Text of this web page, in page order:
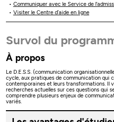
Communiquer avec le Service de
Visiter le Centre d’aide en ligne
Survol du
À propos
Le D.E.S.S. (communication
cycle, aux pratiques de communication qui
contemporaines et leurs transformations. Il
recherches actuelles sur ces questions qui
comprendre plusieurs enjeux de
variés.